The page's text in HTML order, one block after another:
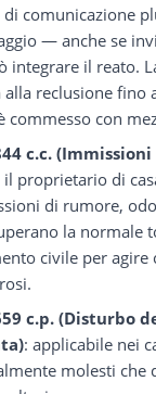
di comunicazione
— anche se
integrare il reato.
alla reclusione fino
commesso con
c.c.
il proprietario di
di rumore,
la normale
civile per agire
c.p. (Disturbo
: applicabile nei
molesti che